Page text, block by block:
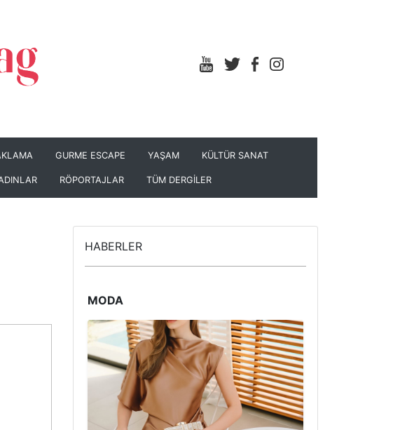
GURME ESCAPE YAŞAM KÜLTÜR SANAT
RÖPORTAJLAR TÜM DERGİLER
HABERLER
MODA